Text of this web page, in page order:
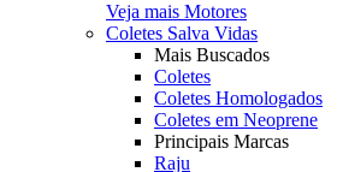
Veja mais Motores
Coletes Salva Vidas
Mais Buscados
Coletes
Coletes Homologados
Coletes em Neoprene
Principais Marcas
Raju